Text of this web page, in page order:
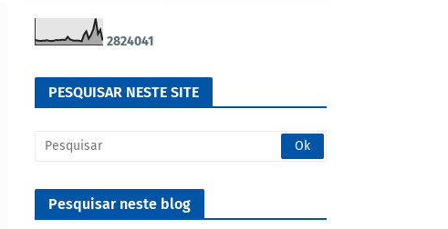
2824041
PESQUISAR NESTE SITE
Pesquisar neste blog